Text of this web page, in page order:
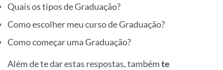
Quais os tipos de Graduação?
Como escolher meu curso de Graduação?
Como começar uma Graduação?
Além de te dar estas respostas, tambémte